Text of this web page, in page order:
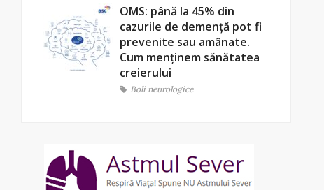
OMS: până la 45% din
cazurile de demență pot fi
prevenite sau amânate.
Cum menținem sănătatea
creierului
Boli neurologice